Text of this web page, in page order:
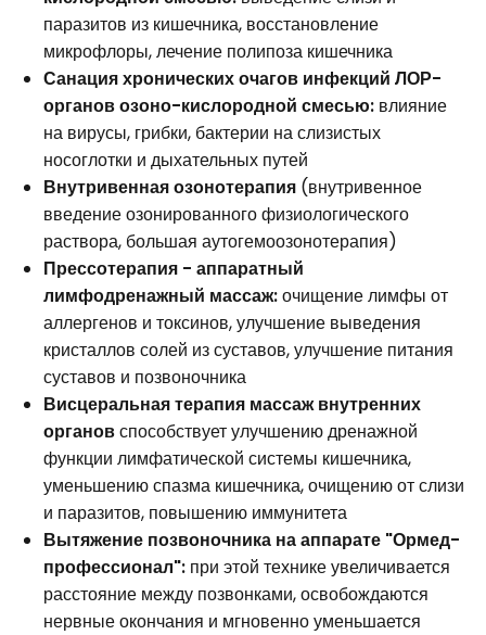
паразитов из кишечника, восстановление
микрофлоры, лечение полипоза кишечника
Санация хронических очагов инфекций ЛОР-
органов озоно-кислородной смесью: влияние
на вирусы, грибки, бактерии на слизистых
носоглотки и дыхательных путей
Внутривенная озонотерапия (внутривенное
введение озонированного физиологического
раствора, большая аутогемоозонотерапия)
Прессотерапия - аппаратный
лимфодренажный массаж:очищение лимфы от
аллергенов и токсинов, улучшение выведения
кристаллов солей из суставов, улучшение питания
суставов и позвоночника
Висцеральная терапия массаж внутренних
органовспособствует улучшению дренажной
функции лимфатической системы кишечника,
уменьшению спазма кишечника, очищению от слизи
и паразитов, повышению иммунитета
Вытяжение позвоночника на аппарате "Ормед-
профессионал": при этой технике увеличивается
расстояние между позвонками, освобождаются
нервные окончания и мгновенно уменьшается